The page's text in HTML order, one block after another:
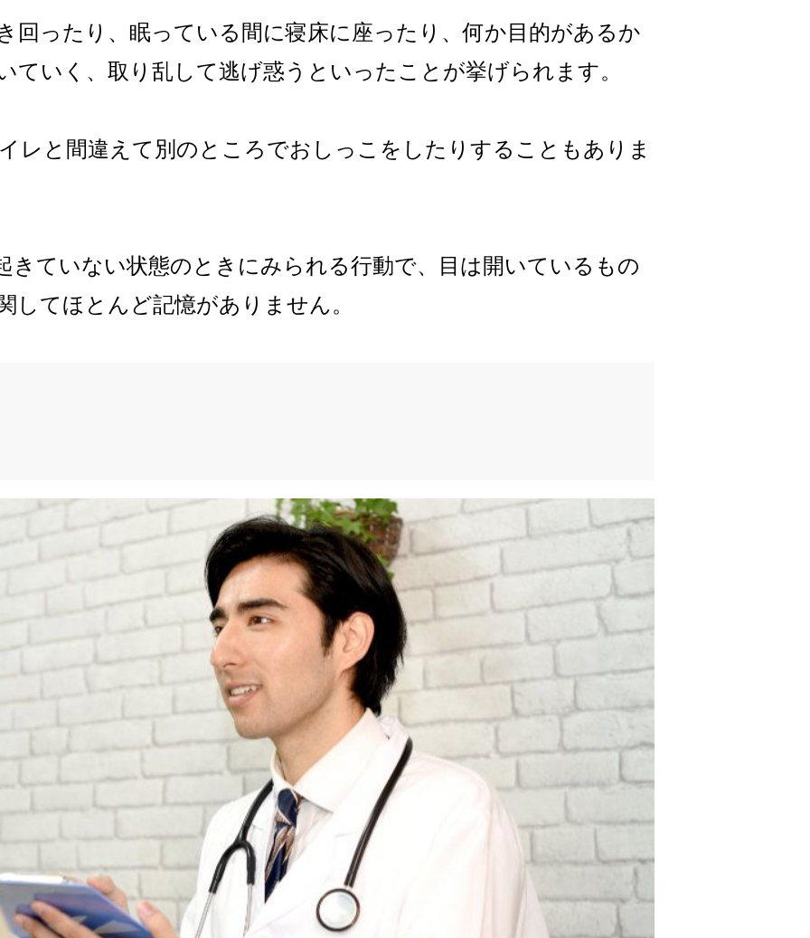
回ったり、眠っている間に寝床に座ったり、何か目的があるか
ていく、取り乱して逃げ惑うといったことが挙げられます。
レと間違えて別のところでおしっこをしたりすることもありま
きていない状態のときにみられる行動で、目は開いているもの
してほとんど記憶がありません。